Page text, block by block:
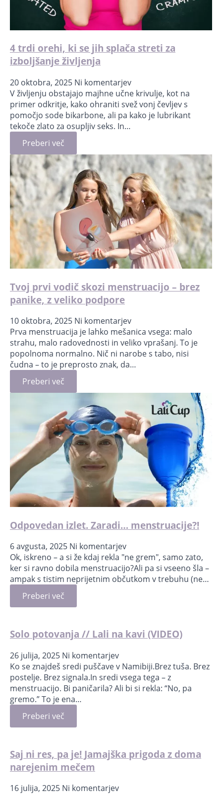
4 trdi orehi, ki se jih splača streti za
izboljšanje življenja
20 oktobra, 2025 Ni komentarjev
V življenju obstajajo majhne učne krivulje, kot na
primer odkritje, kako ohraniti svež vonj čevljev s
pomočjo sode bikarbone, ali pa kako je lubrikant
tekoče zlato za osupljiv seks. In…
Preberi več
Tvoj prvi vodič skozi menstruacijo – brez
panike, z veliko podpore
10 oktobra, 2025 Ni komentarjev
Prva menstruacija je lahko mešanica vsega: malo
strahu, malo radovednosti in veliko vprašanj. To je
popolnoma normalno. Nič ni narobe s tabo, nisi
čudna – to je preprosto znak, da…
Preberi več
Odpovedan izlet. Zaradi… menstruacije?!
6 avgusta, 2025 Ni komentarjev
Ok, iskreno – a si že kdaj rekla "ne grem", samo zato,
ker si ravno dobila menstruacijo?Ali pa si vseeno šla –
ampak s tistim neprijetnim občutkom v trebuhu (ne…
Preberi več
Solo potovanja // Lali na kavi (VIDEO)
26 julija, 2025 Ni komentarjev
Ko se znajdeš sredi puščave v Namibiji.Brez tuša. Brez
postelje. Brez signala.In sredi vsega tega – z
menstruacijo. Bi paničarila? Ali bi si rekla: “No, pa
gremo.” To je ena…
Preberi več
Saj ni res, pa je! Jamajška prigoda z doma
narejenim mečem
16 julija, 2025 Ni komentarjev